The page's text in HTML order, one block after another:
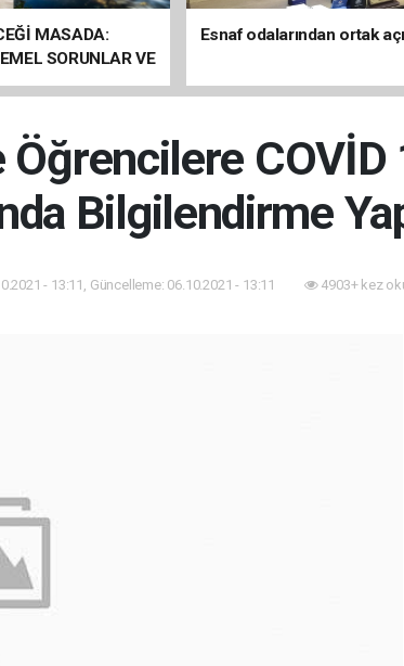
MASADA:
SORUNLAR VE
Esnaf odalarından ortak
Öğrencilere COVİD
Bilgilendirme
- 13:11, Güncelleme: 06.10.2021 - 13:11 4903+ kez